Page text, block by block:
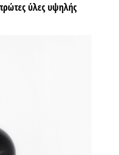
ύλες υψηλής